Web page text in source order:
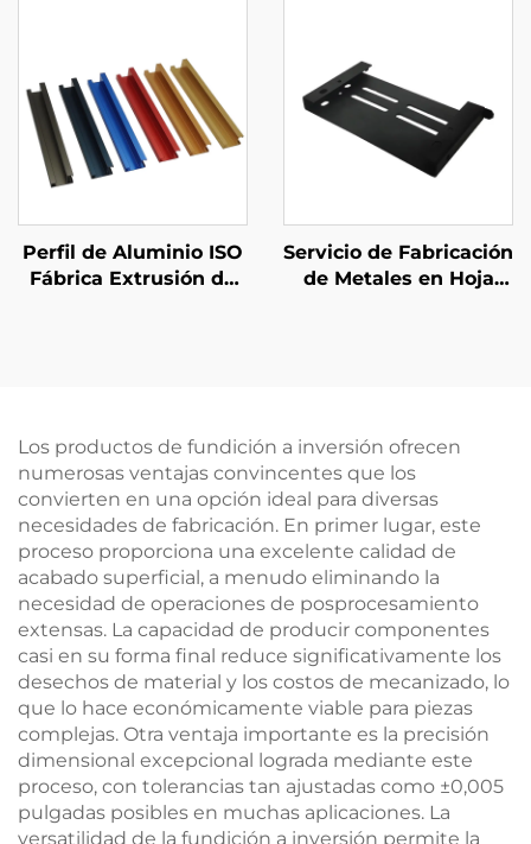
Perfil de Aluminio ISO
Fábrica Extrusión de
Servicio de Fabricación
de Metales en Hoja
Los productos de fundición a inversión ofrecen
numerosas ventajas convincentes que los
convierten en una opción ideal para diversas
necesidades de fabricación. En primer lugar, este
proceso proporciona una excelente calidad de
acabado superficial, a menudo eliminando la
necesidad de operaciones de posprocesamiento
extensas. La capacidad de producir componentes
casi en su forma final reduce significativamente los
desechos de material y los costos de mecanizado, lo
que lo hace económicamente viable para piezas
complejas. Otra ventaja importante es la precisión
dimensional excepcional lograda mediante este
proceso, con tolerancias tan ajustadas como ±0,005
pulgadas posibles en muchas aplicaciones. La
versatilidad de la fundición a inversión permite la